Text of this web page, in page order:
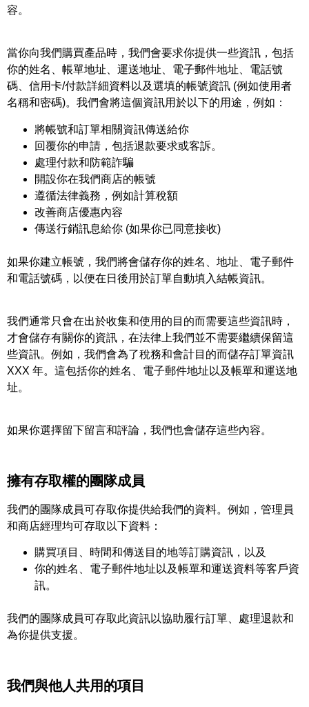
容。
當你向我們購買產品時，我們會要求你提供一些資訊，包括
你的姓名、帳單地址、運送地址、電子郵件地址、電話號
碼、信用卡/付款詳細資料以及選填的帳號資訊 (例如使用者
名稱和密碼)。我們會將這個資訊用於以下的用途，例如：
將帳號和訂單相關資訊傳送給你
回覆你的申請，包括退款要求或客訴。
處理付款和防範詐騙
開設你在我們商店的帳號
遵循法律義務，例如計算稅額
改善商店優惠內容
傳送行銷訊息給你 (如果你已同意接收)
如果你建立帳號，我們將會儲存你的姓名、地址、電子郵件
和電話號碼，以便在日後用於訂單自動填入結帳資訊。
我們通常只會在出於收集和使用的目的而需要這些資訊時，
才會儲存有關你的資訊，在法律上我們並不需要繼續保留這
些資訊。例如，我們會為了稅務和會計目的而儲存訂單資訊
XXX 年。這包括你的姓名、電子郵件地址以及帳單和運送地
址。
如果你選擇留下留言和評論，我們也會儲存這些內容。
擁有存取權的團隊成員
我們的團隊成員可存取你提供給我們的資料。例如，管理員
和商店經理均可存取以下資料：
購買項目、時間和傳送目的地等訂購資訊，以及
你的姓名、電子郵件地址以及帳單和運送資料等客戶資
訊。
我們的團隊成員可存取此資訊以協助履行訂單、處理退款和
為你提供支援。
我們與他人共用的項目